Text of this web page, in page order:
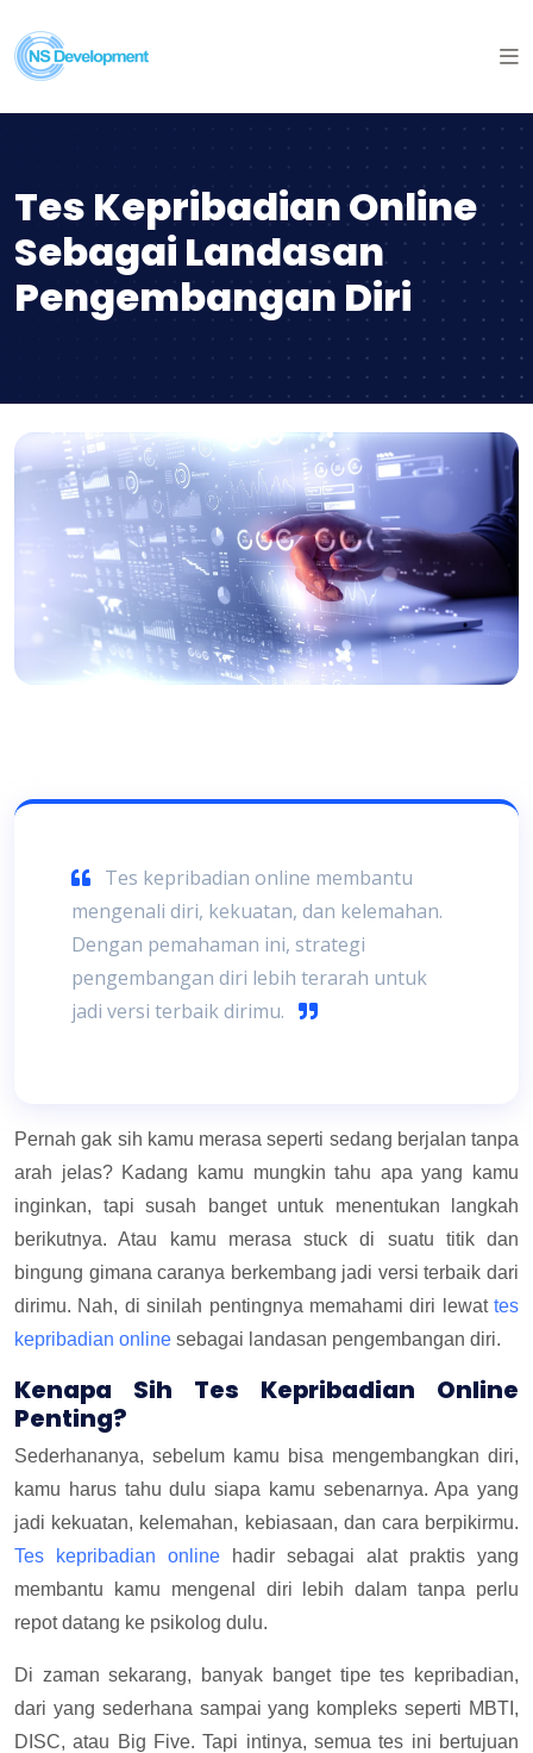
Tes Kepribadian Online
Sebagai Landasan
Pengembangan Diri
Tes kepribadian online membantu
mengenali diri, kekuatan, dan kelemahan.
Dengan pemahaman ini, strategi
pengembangan diri lebih terarah untuk
jadi versi terbaik dirimu.
Pernah gak sih kamu merasa seperti sedang berjalan tanpa
arah jelas? Kadang kamu mungkin tahu apa yang kamu
inginkan, tapi susah banget untuk menentukan langkah
berikutnya. Atau kamu merasa stuck di suatu titik dan
bingung gimana caranya berkembang jadi versi terbaik dari
dirimu. Nah, di sinilah pentingnya memahami diri lewat tes
kepribadian online sebagai landasan pengembangan diri.
Kenapa Sih Tes Kepribadian Online
Penting?
Sederhananya, sebelum kamu bisa mengembangkan diri,
kamu harus tahu dulu siapa kamu sebenarnya. Apa yang
jadi kekuatan, kelemahan, kebiasaan, dan cara berpikirmu.
Tes kepribadian online hadir sebagai alat praktis yang
membantu kamu mengenal diri lebih dalam tanpa perlu
repot datang ke psikolog dulu.
Di zaman sekarang, banyak banget tipe tes kepribadian,
dari yang sederhana sampai yang kompleks seperti MBTI,
DISC, atau Big Five. Tapi intinya, semua tes ini bertujuan